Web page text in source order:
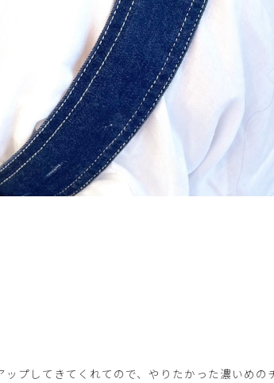
プしてきてくれてので、やりたかった濃いめの